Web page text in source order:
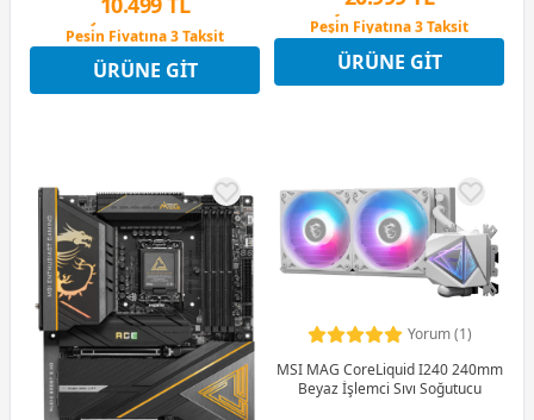
Peşin Fiyatına 3 Taksit
12 Ay x 1.235 TL taksitle
Peşin Fiyatına 3 Taksit
ÜRÜNE GIT
Peşin Fiyatına 3 Taksit
12 Ay x 2.470 TL taksitle
Peşin Fiyatına 3 Taksit
ÜRÜNE GIT
Yorum (1)
MSI MAG CoreLiquid I240 240mm
Beyaz İşlemci Sıvı Soğutucu